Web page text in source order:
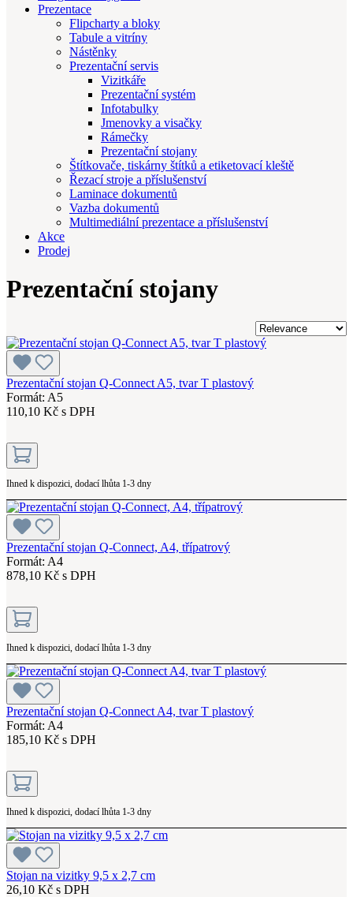
Prezentace
Flipcharty a bloky
Tabule a vitríny
Nástěnky
Prezentační servis
Vizitkáře
Prezentační systém
Infotabulky
Jmenovky a visačky
Rámečky
Prezentační stojany
Štítkovače, tiskárny štítků a etiketovací kleště
Řezací stroje a příslušenství
Laminace dokumentů
Vazba dokumentů
Multimediální prezentace a příslušenství
Akce
Prodej
Prezentační stojany
Prezentační stojan Q-Connect A5, tvar T plastový
Formát: A5
110,10 Kč s DPH
Ihned k dispozici, dodací lhůta 1-3 dny
Prezentační stojan Q-Connect, A4, třípatrový
Formát: A4
878,10 Kč s DPH
Ihned k dispozici, dodací lhůta 1-3 dny
Prezentační stojan Q-Connect A4, tvar T plastový
Formát: A4
185,10 Kč s DPH
Ihned k dispozici, dodací lhůta 1-3 dny
Stojan na vizitky 9,5 x 2,7 cm
26,10 Kč s DPH